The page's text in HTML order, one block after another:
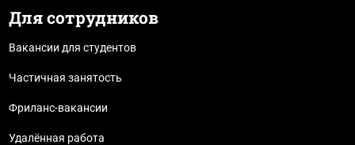
Для сотрудников
Вакансии для студентов
Частичная занятость
Фриланс-вакансии
Удалённая работа